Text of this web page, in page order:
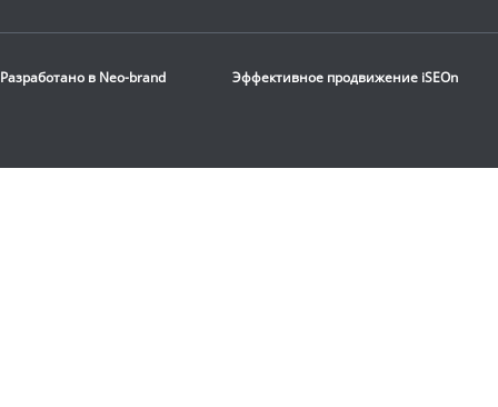
Разработано в Neo-brand Эффективное продвижение iSEOn